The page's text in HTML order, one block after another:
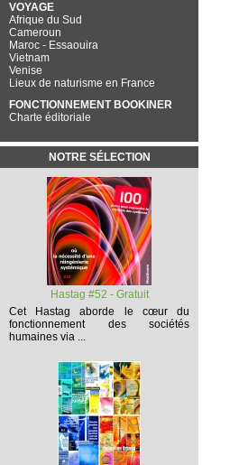
VOYAGE
Afrique du Sud
Cameroun
Maroc - Essaouira
Vietnam
Venise
Lieux de naturisme en France
FONCTIONNEMENT BOOKINER
Charte éditoriale
NOTRE SÉLECTION
Hastag #52 - Gratuit
Cet
Hastag aborde le cœur du
fonctionnement des sociétés
humaines via ...